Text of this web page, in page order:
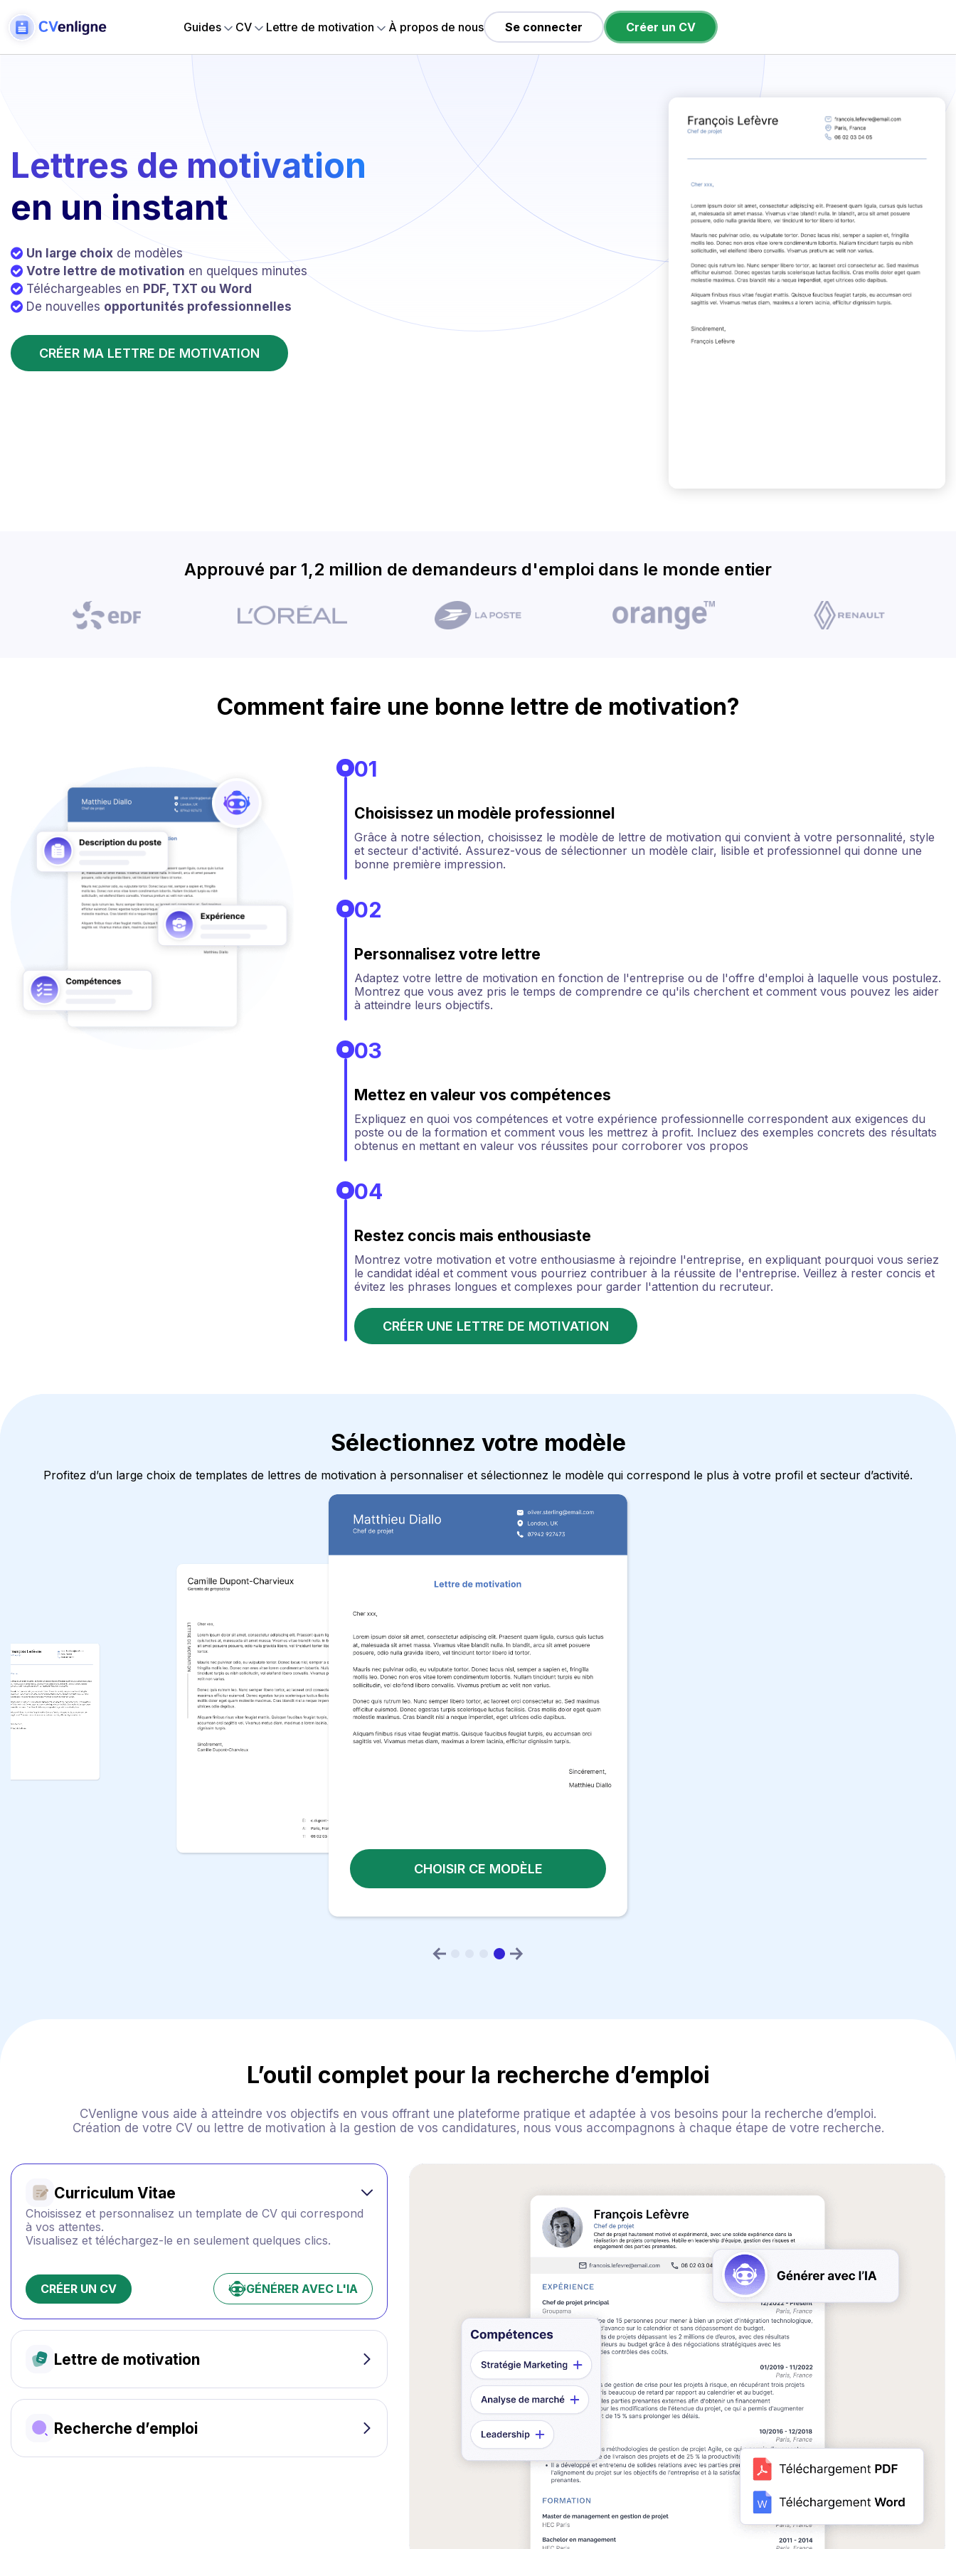
Guides CV Lettre de motivation À propos de nous Se connecter Créer un CV
Lettres de motivation
en un instant
Un large choix de modèles
Votre lettre de motivation en quelques minutes
Téléchargeables en PDF, TXT ou Word
De nouvelles opportunités professionnelles
CRÉER MA LETTRE DE MOTIVATION
Approuvé par 1,2 million de demandeurs d'emploi dans le monde entier
Comment faire une bonne lettre de motivation?
01
Choisissez un modèle professionnel
Grâce à notre sélection, choisissez le modèle de lettre de motivation qui convient à votre personnalité, style
et secteur d'activité. Assurez-vous de sélectionner un modèle clair, lisible et professionnel qui donne une
bonne première impression.
02
Personnalisez votre lettre
Adaptez votre lettre de motivation en fonction de l'entreprise ou de l'offre d'emploi à laquelle vous postulez.
Montrez que vous avez pris le temps de comprendre ce qu'ils cherchent et comment vous pouvez les aider
à atteindre leurs objectifs.
03
Mettez en valeur vos compétences
Expliquez en quoi vos compétences et votre expérience professionnelle correspondent aux exigences du
poste ou de la formation et comment vous les mettrez à profit. Incluez des exemples concrets des résultats
obtenus en mettant en valeur vos réussites pour corroborer vos propos
04
Restez concis mais enthousiaste
Montrez votre motivation et votre enthousiasme à rejoindre l'entreprise, en expliquant pourquoi vous seriez
le candidat idéal et comment vous pourriez contribuer à la réussite de l'entreprise. Veillez à rester concis et
évitez les phrases longues et complexes pour garder l'attention du recruteur.
CRÉER UNE LETTRE DE MOTIVATION
Sélectionnez votre modèle
Profitez d’un large choix de templates de lettres de motivation à personnaliser et sélectionnez le modèle qui correspond le plus à votre profil et secteur d’activité.
CHOISIR CE MODÈLE
L’outil complet pour la recherche d’emploi
CVenligne vous aide à atteindre vos objectifs en vous offrant une plateforme pratique et adaptée à vos besoins pour la recherche d’emploi.
Création de votre CV ou lettre de motivation à la gestion de vos candidatures, nous vous accompagnons à chaque étape de votre recherche.
Curriculum Vitae
Choisissez et personnalisez un template de CV qui correspond
à vos attentes.
Visualisez et téléchargez-le en seulement quelques clics.
CRÉER UN CV GÉNÉRER AVEC L'IA
Lettre de motivation
Recherche d’emploi